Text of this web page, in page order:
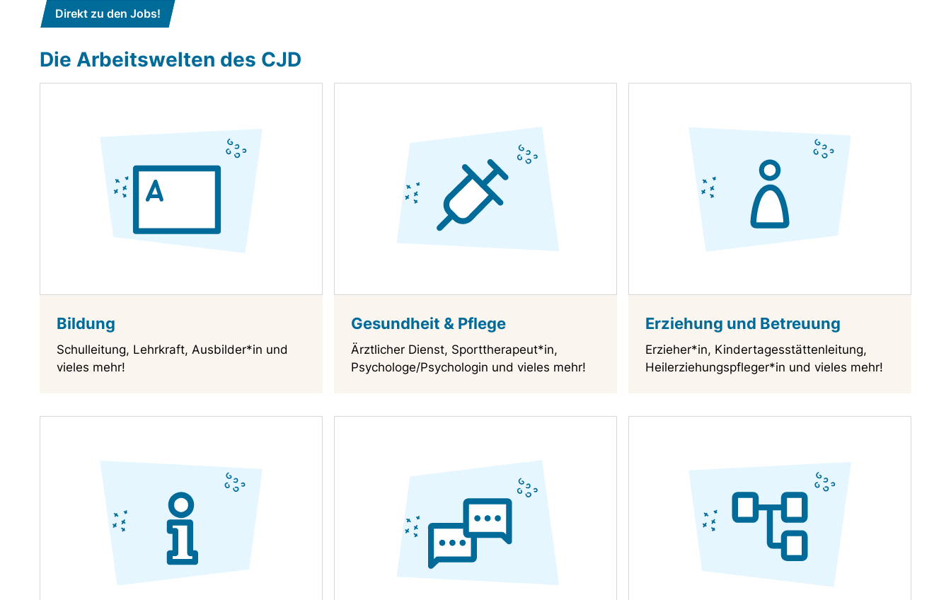
Direkt zu den Jobs!
Die Arbeitswelten des CJD
Bildung
Schulleitung, Lehrkraft, Ausbilder*in und
vieles mehr!
Gesundheit & Pflege
Ärztlicher Dienst, Sporttherapeut*in,
Psychologe/Psychologin und vieles mehr!
Erziehung und Betreuung
Erzieher*in, Kindertagesstättenleitung,
Heilerziehungspfleger*in und vieles mehr!